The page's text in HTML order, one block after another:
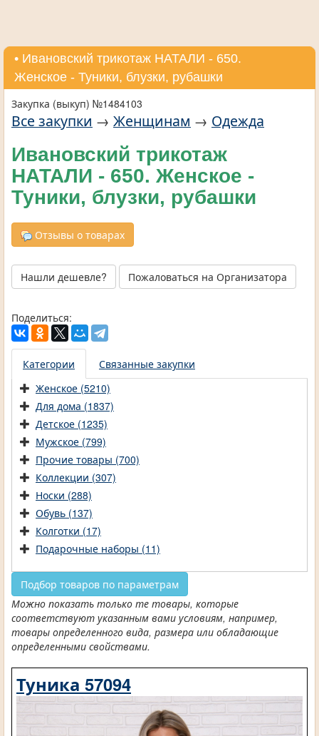
• Ивановский трикотаж НАТАЛИ - 650.
Женское - Туники, блузки, рубашки
Закупка (выкуп) №1484103
Все закупки → Женщинам → Одежда
Ивановский трикотаж
НАТАЛИ - 650. Женское -
Туники, блузки, рубашки
Отзывы о товарах
Нашли дешевле? Пожаловаться на Организатора
Поделиться:
Категории
Связанные закупки
Женское (5210)
Для дома (1837)
Детское (1235)
Мужское (799)
Прочие товары (700)
Коллекции (307)
Носки (288)
Обувь (137)
Колготки (17)
Подарочные наборы (11)
Подбор товаров по параметрам
Можно показать только те товары, которые
соответствуют указанным вами условиям, например,
товары определенного вида, размера или обладающие
определенными свойствами.
Туника 57094